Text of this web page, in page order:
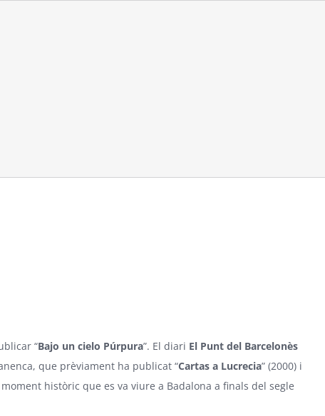
“Bajo un cielo Púrpura”. El diari El Punt del Barcelonès
que prèviament ha publicat “Cartas a Lucrecia” (2000) i
històric que es va viure a Badalona a finals del segle